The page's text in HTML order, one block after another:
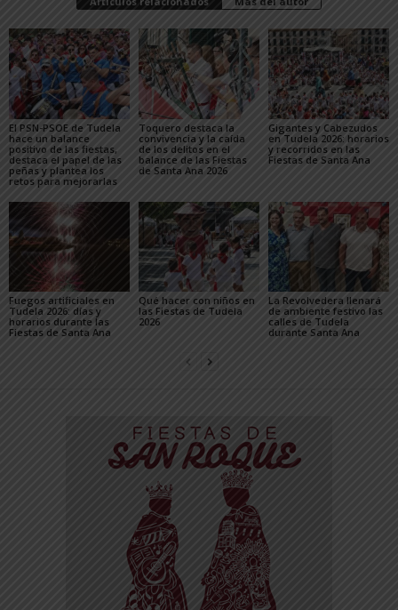
El PSN-PSOE de Tudela
hace un balance
positivo de las fiestas,
destaca el papel de las
peñas y plantea los
retos para mejorarlas
Toquero destaca la
convivencia y la caída
de los delitos en el
balance de las Fiestas
de Santa Ana 2026
Gigantes y Cabezudos
en Tudela 2026: horarios
y recorridos en las
Fiestas de Santa Ana
Fuegos artificiales en
Tudela 2026: días y
horarios durante las
Fiestas de Santa Ana
Qué hacer con niños en
las Fiestas de Tudela
2026
La Revolvedera llenará
de ambiente festivo las
calles de Tudela
durante Santa Ana